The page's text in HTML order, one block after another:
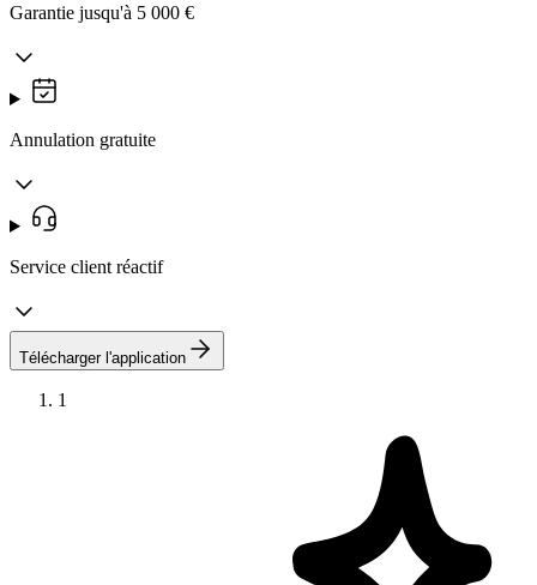
Garantie jusqu'à 5 000 €
Annulation gratuite
Service client réactif
Télécharger l'application
1